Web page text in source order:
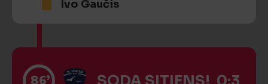
Ivo Gaučis
86’